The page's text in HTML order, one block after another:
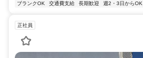
ブランクOK
交通費支給 長期歓迎 週2・3日からOK
正社員